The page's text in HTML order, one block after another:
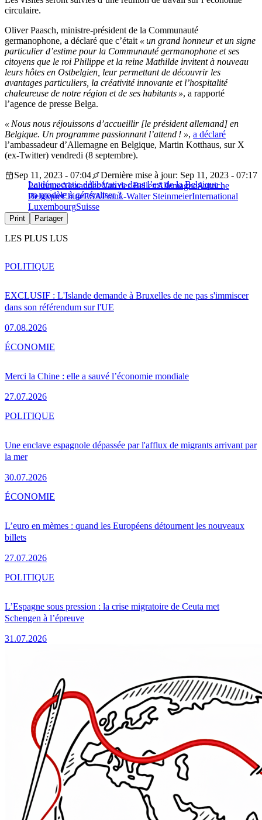
circulaire.
Oliver Paasch, ministre-président de la Communauté
germanophone, a déclaré que c’était « un grand honneur et un signe
particulier d’estime pour la Communauté germanophone et ses
citoyens que le roi Philippe et la reine Mathilde invitent à nouveau
leurs hôtes en Ostbelgien, leur permettant de découvrir les
avantages particuliers, la créativité innovante et l’hospitalité
chaleureuse de notre région et de ses habitants », a rapporté
l’agence de presse Belga.
« Nous nous réjouissons d’accueillir [le président allemand] en
Belgique. Un programme passionnant l’attend ! », a déclaré
l’ambassadeur d’Allemagne en Belgique, Martin Kotthaus, sur X
(ex-Twitter) vendredi (8 septembre).
La démocratie délibérative dans l’est de la Belgique :
un modèle à généraliser ?
Sep 11, 2023 - 07:04
Dernière mise à jour: Sep 11, 2023 - 07:17
PolitiqueAlexander Van der BellenAllemagneAutriche
BelgiqueChineESAFrank-Walter SteinmeierInternational
LuxembourgSuisse
Print Partager
LES PLUS LUS
EXCLUSIF : L'Islande demande à Bruxelles de ne pas s'immiscer
dans son référendum sur l'UE
07.08.2026
POLITIQUE
Merci la Chine : elle a sauvé l’économie mondiale
27.07.2026
ÉCONOMIE
Une enclave espagnole dépassée par l'afflux de migrants arrivant par
la mer
30.07.2026
POLITIQUE
L’euro en mèmes : quand les Européens détournent les nouveaux
billets
27.07.2026
ÉCONOMIE
L’Espagne sous pression : la crise migratoire de Ceuta met
Schengen à l’épreuve
31.07.2026
POLITIQUE